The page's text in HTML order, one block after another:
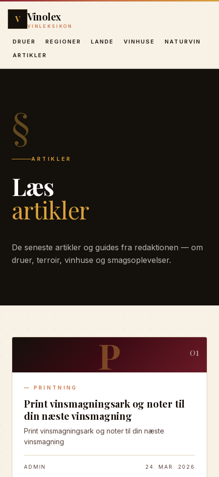
V Vinolex
VINLEKSIKON
DRUER REGIONER LANDE VINHUSE
NATURVIN
ARTIKLER
§
ARTIKLER
Læs
artikler
De seneste artikler og guides fra redaktionen — om
druer, terroir, vinhuse og smagsoplevelser.
P 01
— PRINTNING
Print vinsmagningsark og noter til
din næste vinsmagning
Print vinsmagningsark og noter til din næste
vinsmagning
ADMIN 24. MAR. 2026